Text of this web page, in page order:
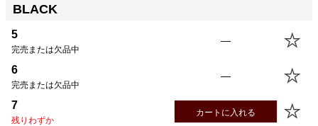
BLACK
5
完売または欠品中
—
6
完売または欠品中
—
7
残りわずか
カートに入れる